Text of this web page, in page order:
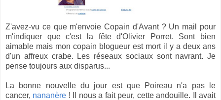
Z'avez-vu ce que m'envoie Copain d'Avant ? Un mail pour
m'indiquer que c'est la fête d'Olivier Porret. Sont bien
aimable mais mon copain blogueur est mort il y a deux ans
d'un affreux crabe. Les réseaux sociaux sont navrant. Je
pense toujours aux disparus...
La bonne nouvelle du jour est que Poireau n'a pas le
cancer, nananère ! Il nous a fait peur, cette andouille. Il avait